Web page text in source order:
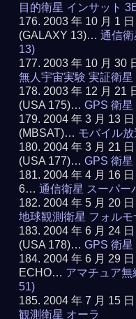
目的衛星 インサット
2003 年 10 月 1
(GALAXY 13)…通信
13)
2003 年 10 月 30
無人宇宙実験 実証衛
2003 年 12 月 21
(USA 175)…GPS 衛
2004 年 3 月 13
(MBSAT)… モバイル
2004 年 3 月 21
(USA 177)…GPS 衛
2004 年 4 月 16
6…通信衛星 スーパー
2004 年 5 月 20
地球観測衛星 フォルモ
2004 年 6 月 24
(USA 178)…GPS 衛
2004 年 6 月 29
ECHO… アマチュア
51)
2004 年 7 月 15
観測衛星 オーラ